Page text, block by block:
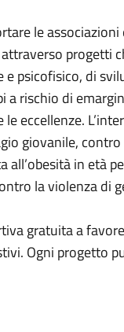
le
progetti
psicofisico, di
a rischio di
eccellenze.
giovanile,
in età
la violenza di
gratuita a
Ogni progetto